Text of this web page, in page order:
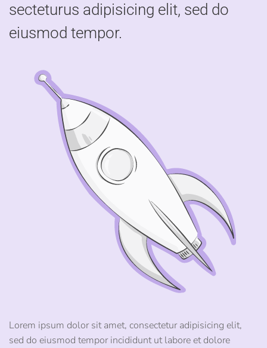
secteturus adipisicing elit, sed do
eiusmod tempor.
Lorem ipsum dolor sit amet, consectetur adipisicing elit,
sed do eiusmod tempor incididunt ut labore et dolore